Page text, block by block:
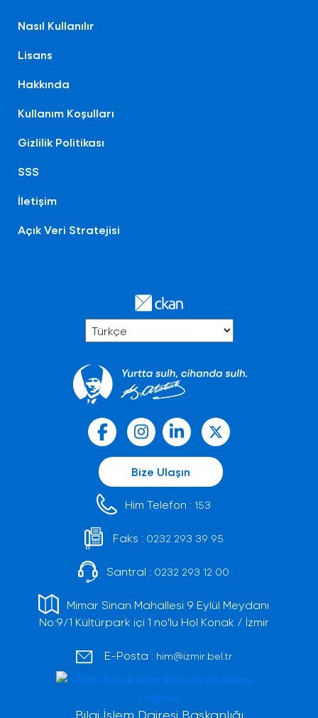
Nasıl Kullanılır
Lisans
Hakkında
Kullanım Koşulları
Gizlilik Politikası
SSS
İletişim
Açık Veri Stratejisi
Bize Ulaşın
Him Telefon : 153
Faks : 0232 293 39 95
Santral : 0232 293 12 00
Mimar Sinan Mahallesi 9 Eylül Meydanı
No:9/1 Kültürpark içi 1 no'lu Hol Konak / İzmir
E-Posta : him@izmir.bel.tr
Bilgi İşlem Dairesi Başkanlığı